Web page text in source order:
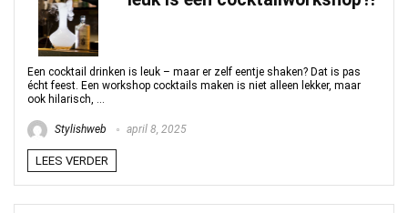
Een cocktail drinken is leuk – maar er zelf eentje shaken? Dat is pas
écht feest. Een workshop cocktails maken is niet alleen lekker, maar
ook hilarisch, ...
Stylishweb april 8, 2025
LEES VERDER